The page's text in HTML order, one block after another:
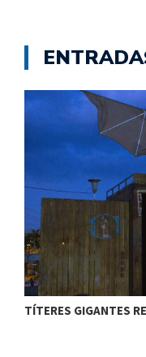
TÍTERES GIGANTES